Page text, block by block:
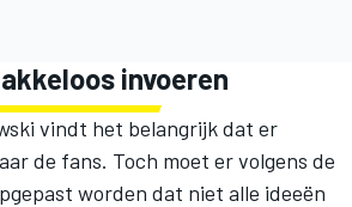
invoeren
vindt het belangrijk dat er
de fans. Toch moet er volgens de
worden dat niet alle ideeën